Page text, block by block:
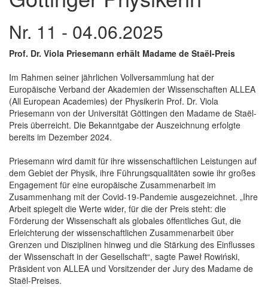
Nr. 11 - 04.06.2025
Prof. Dr. Viola Priesemann erhält Madame de Staël-Preis
Im Rahmen seiner jährlichen Vollversammlung hat der
Europäische Verband der Akademien der Wissenschaften ALLEA
(All European Academies) der Physikerin Prof. Dr. Viola
Priesemann von der Universität Göttingen den Madame de Staël-
Preis überreicht. Die Bekanntgabe der Auszeichnung erfolgte
bereits im Dezember 2024.
Priesemann wird damit für ihre wissenschaftlichen Leistungen auf
dem Gebiet der Physik, ihre Führungsqualitäten sowie ihr großes
Engagement für eine europäische Zusammenarbeit im
Zusammenhang mit der Covid-19-Pandemie ausgezeichnet. „Ihre
Arbeit spiegelt die Werte wider, für die der Preis steht: die
Förderung der Wissenschaft als globales öffentliches Gut, die
Erleichterung der wissenschaftlichen Zusammenarbeit über
Grenzen und Disziplinen hinweg und die Stärkung des Einflusses
der Wissenschaft in der Gesellschaft“, sagte Paweł Rowiński,
Präsident von ALLEA und Vorsitzender der Jury des Madame de
Staël-Preises.